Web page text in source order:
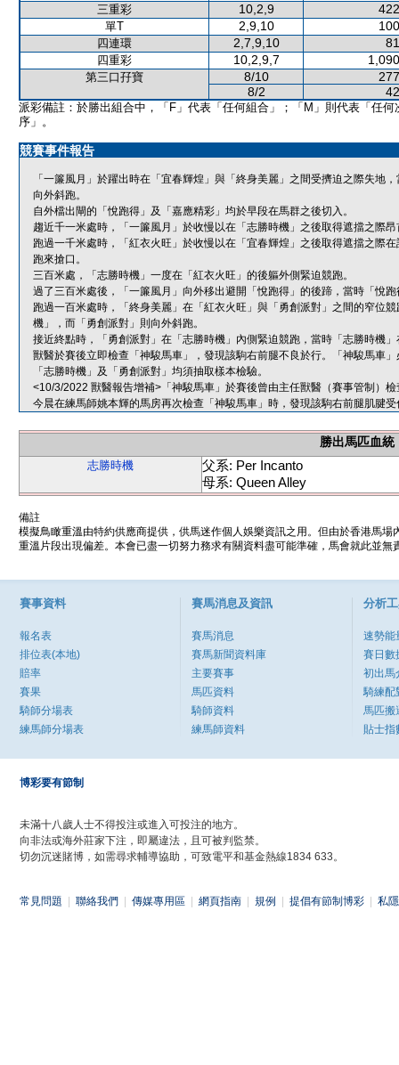
三重彩 10,2,9
單T 2,9,10
四連環 2,7,9,10
四重彩 10,2,9,7
第三口孖寶 8/10
8/2
派彩備註：於勝出組合中，「F」代表「任何組合」；「M」則代表「任何
序」。
競賽事件報告
「一簾風月」於躍出時在「宜春輝煌」與「終身美麗」之間受擠迫之際失地
向外斜跑。
自外檔出閘的「悅跑得」及「嘉應精彩」均於早段在馬群之後切入。
趨近千一米處時，「一簾風月」於收慢以在「志勝時機」之後取得遮擋之際昂
跑過一千米處時，「紅衣火旺」於收慢以在「宜春輝煌」之後取得遮擋之際
跑來搶口。
三百米處，「志勝時機」一度在「紅衣火旺」的後軀外側緊迫競跑。
過了三百米處後，「一簾風月」向外移出避開「悅跑得」的後蹄，當時「悅
跑過一百米處時，「終身美麗」在「紅衣火旺」與「勇創派對」之間的窄位
機」，而「勇創派對」則向外斜跑。
接近終點時，「勇創派對」在「志勝時機」內側緊迫競跑，當時「志勝時機
獸醫於賽後立即檢查「神駿馬車」，發現該駒右前腿不良於行。「神駿馬車
「志勝時機」及「勇創派對」均須抽取樣本檢驗。
<10/3/2022 獸醫報告增補>「神駿馬車」於賽後曾由主任獸醫（賽事管制）
今晨在練馬師姚本輝的馬房再次檢查「神駿馬車」時，發現該駒右前腿肌腱受
勝出馬匹血統
志勝時機
父系: Per Incanto
母系: Queen Alley
備註
模擬鳥瞰重溫由特約供應商提供，供馬迷作個人娛樂資訊之用。但由於香港馬
重溫片段出現偏差。本會已盡一切努力務求有關資料盡可能準確，馬會就此並
賽事資料
報名表
排位表(本地)
賠率
賽果
騎師分場表
練馬師分場表
賽馬消息及資訊
賽馬消息
賽馬新聞資料庫
主要賽事
馬匹資料
騎師資料
練馬師資料
分析
速勢能
賽日數
初出馬
騎練配
馬匹搬
貼士指
博彩要有節制
未滿十八歲人士不得投注或進入可投注的地方。
向非法或海外莊家下注，即屬違法，且可被判監禁。
切勿沉迷賭博，如需尋求輔導協助，可致電平和基金熱線1834 633。
常見問題 聯絡我們 傳媒專用區 網頁指南 規例 提倡有節制博彩 私